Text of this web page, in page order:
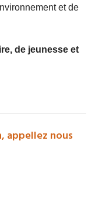
et de
de jeunesse et
appellez nous